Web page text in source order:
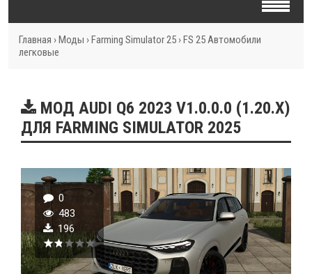
Главная › Моды › Farming Simulator 25 › FS 25 Автомобили
легковые
МОД AUDI Q6 2023 V1.0.0.0 (1.20.X)
ДЛЯ FARMING SIMULATOR 2025
0
483
196